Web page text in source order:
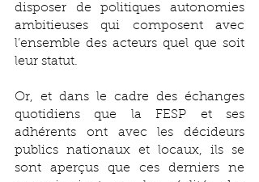
disposer de politiques autonomies
ambitieuses qui composent avec
l’ensemble des acteurs quel que soit
leur statut.
Or, et dans le cadre des échanges
quotidiens que la FESP et ses
adhérents ont avec les décideurs
publics nationaux et locaux, ils se
sont aperçus que ces derniers ne